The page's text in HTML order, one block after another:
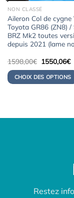
NON CLASSÉ
Aileron Col de cygne
Toyota GR86 (ZN8) /
BRZ Mk2 toutes
depuis 2021 (lame
1598,00€ Le
prix
initial
était :
1598,00€.
1550,06€Le
CHOIX DES OPTIONS
Restez